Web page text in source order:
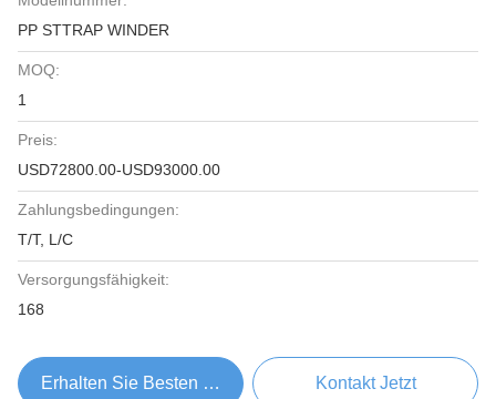
PP STTRAP WINDER
MOQ:
1
Preis:
USD72800.00-USD93000.00
Zahlungsbedingungen:
T/T, L/C
Versorgungsfähigkeit:
168
Erhalten Sie Besten Preis Kontakt Jetzt